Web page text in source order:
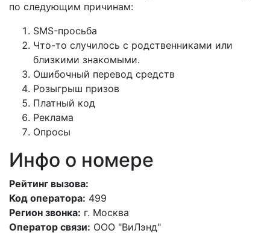
по следующим причинам:
SMS-просьба
Что-то случилось с родственниками или
близкими знакомыми.
Ошибочный перевод средств
Розыгрыш призов
Платный код
Реклама
Опросы
Инфо о номере
Рейтинг вызова:
Код оператора: 499
Регион звонка: г. Москва
Оператор связи: ООО "ВиЛэнд"